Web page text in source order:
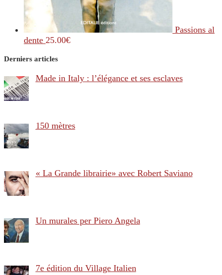
Passions al
dente 25.00€
Derniers articles
Made in Italy : l’élégance et ses esclaves
150 mètres
« La Grande librairie» avec Robert Saviano
Un murales per Piero Angela
7e édition du Village Italien